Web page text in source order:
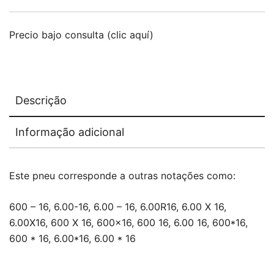
Precio bajo consulta (clic aquí)
Descrição
Informação adicional
Este pneu corresponde a outras notações como:
600 – 16, 6.00-16, 6.00 – 16, 6.00R16, 6.00 X 16,
6.00X16, 600 X 16, 600×16, 600 16, 6.00 16, 600*16,
600 * 16, 6.00*16, 6.00 * 16